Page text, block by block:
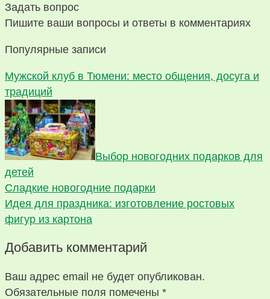
Задать вопрос
Пишите ваши вопросы и ответы в комментариях
Популярные записи
Мужской клуб в Тюмени: место общения, досуга и
традиций
Выбор новогодних подарков для
детей
Сладкие новогодние подарки
Идея для праздника: изготовление ростовых
фигур из картона
Добавить комментарий
Ваш адрес email не будет опубликован.
Обязательные поля помечены *